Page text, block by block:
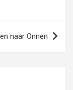
naar Onnen